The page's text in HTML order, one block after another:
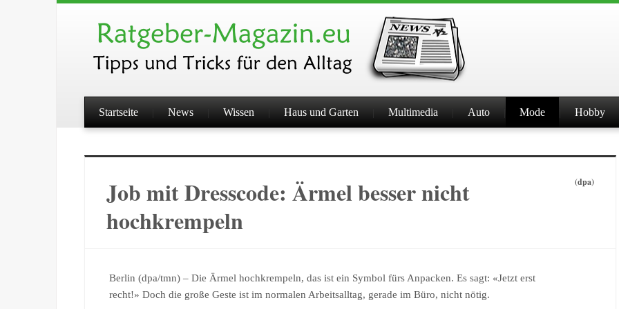
Startseite News Wissen Haus und Garten Multimedia Auto Mode Hobby
Job mit Dresscode: Ärmel besser nicht
hochkrempeln
(dpa)
Berlin (dpa/tmn) – Die Ärmel hochkrempeln, das ist ein Symbol fürs Anpacken. Es sagt: «Jetzt erst
recht!» Doch die große Geste ist im normalen Arbeitsalltag, gerade im Büro, nicht nötig.